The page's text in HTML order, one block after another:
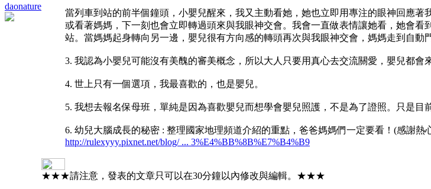
daonature
當列車到站的前半個鐘頭，小嬰兒醒來，我又主動看她，她也立即用專注的眼神回應
或看著媽媽，下一刻也會立即轉過頭來與我眼神交會。我會一直做表情讓她看，她會
站。當媽媽起身轉向另一邊，嬰兒很有方向感的轉頭再次與我眼神交會，媽媽走到自動
3. 我認為小嬰兒可能沒有美醜的審美概念，所以大人只要用真心去交流關愛，嬰兒都會
4. 世上只有一個選項，我最喜歡的，也是嬰兒。
5. 我想去報名保母班，單純是因為喜歡嬰兒而想學會嬰兒照護，不是為了證照。只是目
6. 幼兒大腦成長的秘密 : 整理國家地理頻道介紹的重點，爸爸媽媽們一定要看！(感謝熱
http://rulexyyy.pixnet.net/blog/ ... 3%E4%BB%8B%E7%B4%B9
★★★請注意，發表的文章只可以在30分鐘以內修改與編輯。★★★